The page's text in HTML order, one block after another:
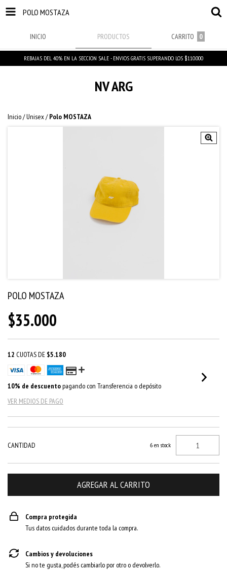
POLO MOSTAZA
INICIO PRODUCTOS CARRITO 0
REBAJAS DEL 40% EN LA SECCION SALE - ENVIOS GRATIS SUPERANDO LOS $110.000
NV ARG
Inicio/Unisex/ Polo MOSTAZA
POLO MOSTAZA
$35.000
12 CUOTAS DE $5.180
10% de descuentopagando con Transferencia o depósito
VER MEDIOS DE PAGO
CANTIDAD 6 en stock
Compra protegida
Tus datos cuidados durante toda la compra.
Cambios y devoluciones
Si no te gusta, podés cambiarlo por otro o devolverlo.